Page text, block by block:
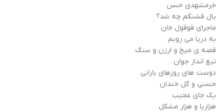
خرمشهدی حسن
یال قشنگم چه شد؟
ماجرای قوقول خان
به دریا می رویم
قصه ی میخ و ارزن و سنگ
تیغ انداز جوان
دوست های روزهای بارانی
حسنی و گل خندان
یک جای عجیب
هزاريا و هزار مشکل